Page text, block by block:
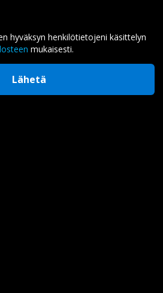
hyväksyn henkilötietojeni käsittelyn
mukaisesti.
Lähetä